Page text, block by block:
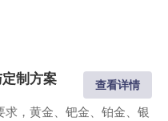
制方案 查看详情
，黄金、钯金、铂金、银